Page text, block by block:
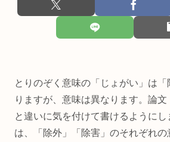
とりのぞく意味の「じょがい」は
りますが、意味は異なります。論
と違いに気を付けて書けるように
は、「除外」「除害」のそれぞれ